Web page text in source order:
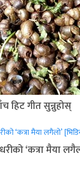
हिट गीत सुन्नुहोस्
‘कत्रा मैया